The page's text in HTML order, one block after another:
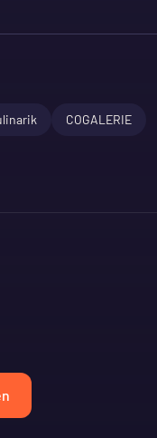
COGALERIE